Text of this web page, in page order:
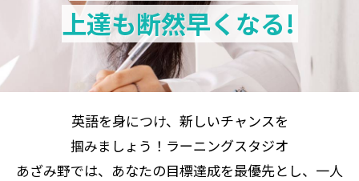
上達も断然早くなる!
英語を身につけ、新しいチャンスを
掴みましょう！ラーニングスタジオ
あざみ野では、あなたの目標達成を最優先とし、一人